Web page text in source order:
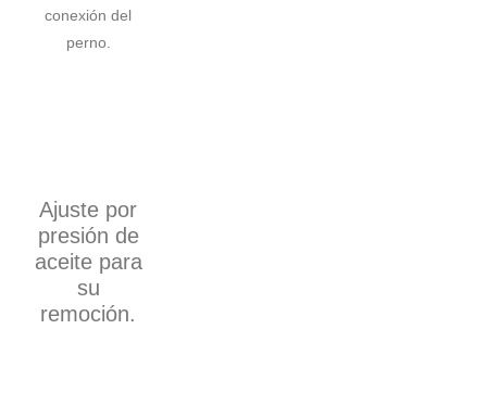
conexión del
perno.
Ajuste por
presión de
aceite para
su
remoción.